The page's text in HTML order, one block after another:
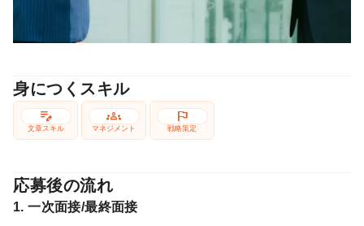
身につくスキル
edit_note
文章スキル
groups
マネジメント
flag
戦略策定
応募後の流れ
1. 一次面接/最終面接